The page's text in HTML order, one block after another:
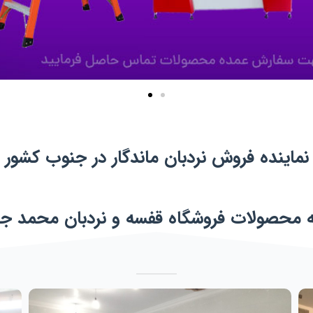
نماینده فروش نردبان ماندگار در جنوب کشور
محصولات فروشگاه قفسه و نردبان محمد